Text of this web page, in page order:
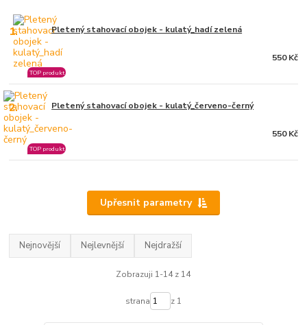
1. Pletený stahovací obojek - kulatý_hadí zelená
TOP produkt
550 Kč
2. Pletený stahovací obojek - kulatý_červeno-černý
TOP produkt
550 Kč
Upřesnit parametry
Nejnovější Nejlevnější Nejdražší
Zobrazuji 1-14 z 14
strana z 1